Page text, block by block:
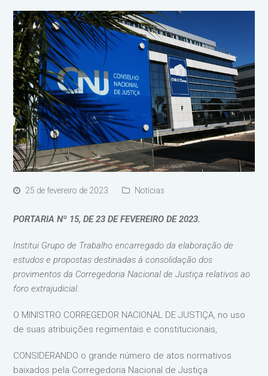
25 de fevereiro de 2023 Notícias
PORTARIA Nº 15, DE 23 DE FEVEREIRO DE 2023.
Institui Grupo de Trabalho encarregado da elaboração de
estudos e propostas destinadas à consolidação dos
provimentos da Corregedoria Nacional de Justiça relativos ao
foro extrajudicial.
O MINISTRO CORREGEDOR NACIONAL DE JUSTIÇA, no uso
de suas atribuições regimentais e constitucionais,
CONSIDERANDO o grande número de atos normativos
baixados pela Corregedoria Nacional de Justiça